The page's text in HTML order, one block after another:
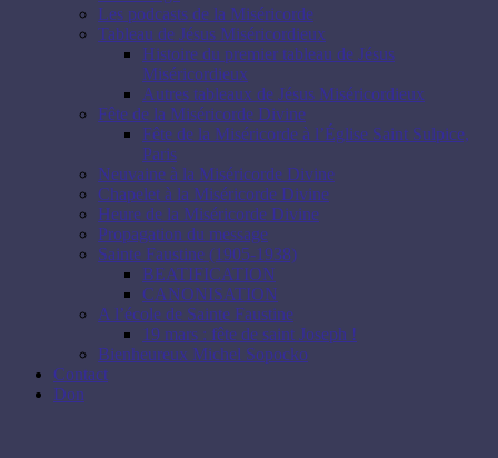
Les podcasts de la Miséricorde
Tableau de Jésus Miséricordieux
Histoire du premier tableau de Jésus
Miséricordieux
Autres tableaux de Jésus Miséricordieux
Fête de la Miséricorde Divine
Fête de la Miséricorde à l’Église Saint Sulpice,
Paris
Neuvaine à la Miséricorde Divine
Chapelet à la Miséricorde Divine
Heure de la Miséricorde Divine
Propagation du message
Sainte Faustine (1905-1938)
BEATIFICATION
CANONISATION
A l’école de Sainte Faustine
19 mars : fête de saint Joseph !
Bienheureux Michel Sopocko
Contact
Don